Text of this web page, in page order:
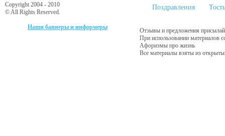
Copyright 2004 - 2010
© All Rights Reserved.
Наши баннеры и информеры
Поздравления
Отзывы и предложения
При использовании материалов
Афоризмы про жизнь
Все материалы взяты из